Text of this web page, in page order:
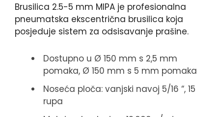
Brusilica 2.5-5 mm MIPA je profesionalna
pneumatska ekscentrična brusilica koja
posjeduje sistem za odsisavanje prašine.
Dostupno u Ø 150 mm s 2,5 mm
pomaka, Ø 150 mm s 5 mm pomaka
Noseća ploča: vanjski navoj 5/16 “, 15
rupa